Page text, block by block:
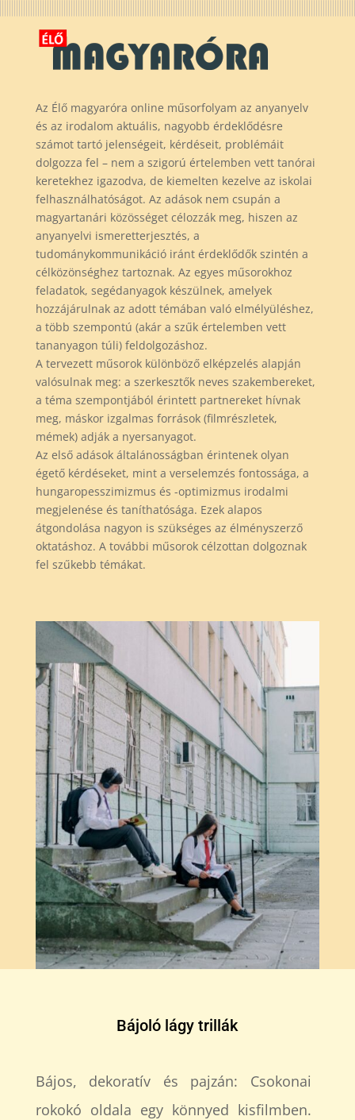
Az Élő magyaróra online műsorfolyam az anyanyelv
és az irodalom aktuális, nagyobb érdeklődésre
számot tartó jelenségeit, kérdéseit, problémáit
dolgozza fel – nem a szigorú értelemben vett tanórai
keretekhez igazodva, de kiemelten kezelve az iskolai
felhasználhatóságot. Az adások nem csupán a
magyartanári közösséget célozzák meg, hiszen az
anyanyelvi ismeretterjesztés, a
tudománykommunikáció iránt érdeklődők szintén a
célközönséghez tartoznak. Az egyes műsorokhoz
feladatok, segédanyagok készülnek, amelyek
hozzájárulnak az adott témában való elmélyüléshez,
a több szempontú (akár a szűk értelemben vett
tananyagon túli) feldolgozáshoz.
A tervezett műsorok különböző elképzelés alapján
valósulnak meg: a szerkesztők neves szakembereket,
a téma szempontjából érintett partnereket hívnak
meg, máskor izgalmas források (filmrészletek,
mémek) adják a nyersanyagot.
Az első adások általánosságban érintenek olyan
égető kérdéseket, mint a verselemzés fontossága, a
hungaropesszimizmus és -optimizmus irodalmi
megjelenése és taníthatósága. Ezek alapos
átgondolása nagyon is szükséges az élményszerző
oktatáshoz. A további műsorok célzottan dolgoznak
fel szűkebb témákat.
Bájoló lágy trillák
Bájos, dekoratív és pajzán: Csokonai
rokokó oldala egy könnyed kisfilmben.